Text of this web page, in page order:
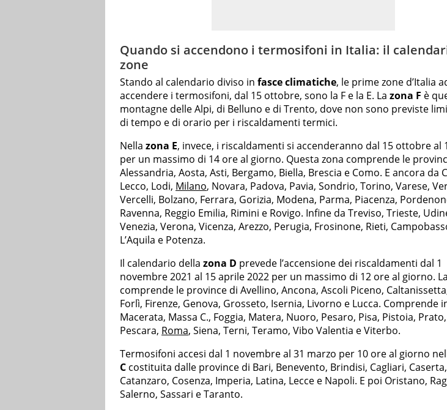
Quando si accendono i termosifoni in Italia: il
zone
Stando al calendario diviso in fasce climatiche, le prime zone d’Italia
accendere i termosifoni, dal 15 ottobre, sono la F e la E. La zona F è
montagne delle Alpi, di Belluno e di Trento, dove non sono previste
di tempo e di orario per i riscaldamenti termici.
Nella zona E, invece, i riscaldamenti si accenderanno dal 15 ottobre al
per un massimo di 14 ore al giorno. Questa zona comprende le
Alessandria, Aosta, Asti, Bergamo, Biella, Brescia e Como. E ancora da
Lecco, Lodi, Milano, Novara, Padova, Pavia, Sondrio, Torino, Varese,
Vercelli, Bolzano, Ferrara, Gorizia, Modena, Parma, Piacenza,
Ravenna, Reggio Emilia, Rimini e Rovigo. Infine da Treviso, Trieste,
Venezia, Verona, Vicenza, Arezzo, Perugia, Frosinone, Rieti,
L’Aquila e Potenza.
Il calendario della zona D prevede l’accensione dei riscaldamenti dal 1
novembre 2021 al 15 aprile 2022 per un massimo di 12 ore al giorno.
comprende le province di Avellino, Ancona, Ascoli Piceno,
Forlì, Firenze, Genova, Grosseto, Isernia, Livorno e Lucca. Comprende
Macerata, Massa C., Foggia, Matera, Nuoro, Pesaro, Pisa, Pistoia, Prato,
Pescara, Roma, Siena, Terni, Teramo, Vibo Valentia e Viterbo.
Termosifoni accesi dal 1 novembre al 31 marzo per 10 ore al giorno
C costituita dalle province di Bari, Benevento, Brindisi, Cagliari, Caserta,
Catanzaro, Cosenza, Imperia, Latina, Lecce e Napoli. E poi Oristano,
Salerno, Sassari e Taranto.